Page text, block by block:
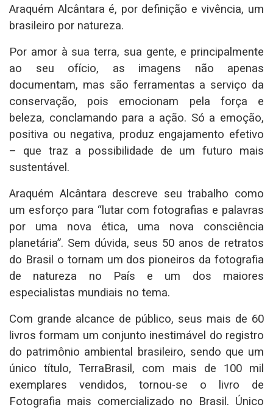
Araquém Alcântara é, por definição e vivência, um
brasileiro por natureza.
Por amor à sua terra, sua gente, e principalmente
ao seu ofício, as imagens não apenas
documentam, mas são ferramentas a serviço da
conservação, pois emocionam pela força e
beleza, conclamando para a ação. Só a emoção,
positiva ou negativa, produz engajamento efetivo
– que traz a possibilidade de um futuro mais
sustentável.
Araquém Alcântara descreve seu trabalho como
um esforço para “lutar com fotografias e palavras
por uma nova ética, uma nova consciência
planetária”. Sem dúvida, seus 50 anos de retratos
do Brasil o tornam um dos pioneiros da fotografia
de natureza no País e um dos maiores
especialistas mundiais no tema.
Com grande alcance de público, seus mais de 60
livros formam um conjunto inestimável do registro
do patrimônio ambiental brasileiro, sendo que um
único título, TerraBrasil, com mais de 100 mil
exemplares vendidos, tornou-se o livro de
Fotografia mais comercializado no Brasil. Único